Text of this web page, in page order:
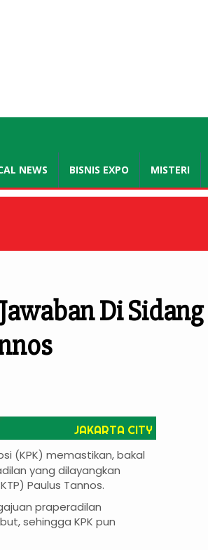
NEWS BISNIS EXPO MISTERI
Di Sidang
JAKARTA CITY
(KPK) memastikan, bakal
yang dilayangkan
Paulus Tannos.
praperadilan
sehingga KPK pun